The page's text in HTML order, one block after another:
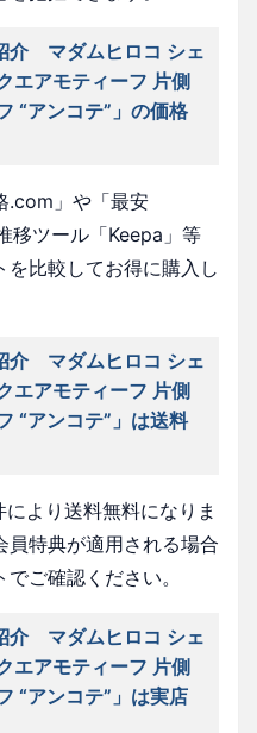
介 マダムヒロコ シェ
エアモティーフ 片側
“アンコテ”」の価格
.com」や「最安
移ツール「Keepa」等
を比較してお得に購入し
介 マダムヒロコ シェ
エアモティーフ 片側
“アンコテ”」は送料
より送料無料になりま
員特典が適用される場合
ご確認ください。
介 マダムヒロコ シェ
エアモティーフ 片側
“アンコテ”」は実店